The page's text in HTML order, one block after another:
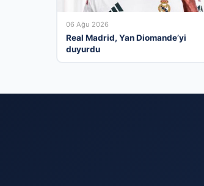
06 Ağu 2026
Real Madrid, Yan Diomande’yi
duyurdu